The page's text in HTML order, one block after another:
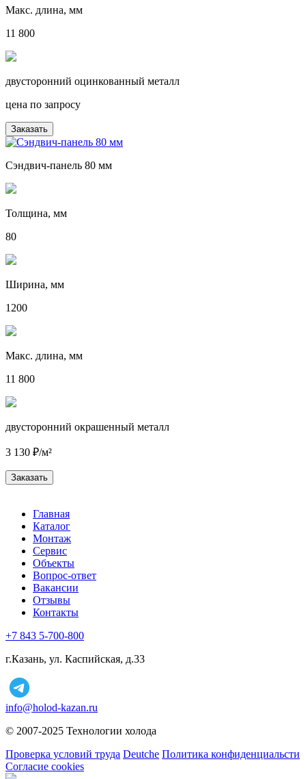
Макс. длина, мм
11 800
двусторонний оцинкованный металл
цена по запросу
Заказать
Сэндвич-панель 80 мм
Толщина, мм
80
Ширина, мм
1200
Макс. длина, мм
11 800
двусторонний окрашенный металл
3 130 ₽/м²
Заказать
Главная
Каталог
Монтаж
Сервис
Объекты
Вопрос-ответ
Вакансии
Отзывы
Контакты
+7 843 5-700-800
г.Казань, ул. Каспийская, д.33
info@holod-kazan.ru
© 2007-2025 Технологии холода
Проверка условий труда Deutche Политика конфиденциальсти
Согласие cookies